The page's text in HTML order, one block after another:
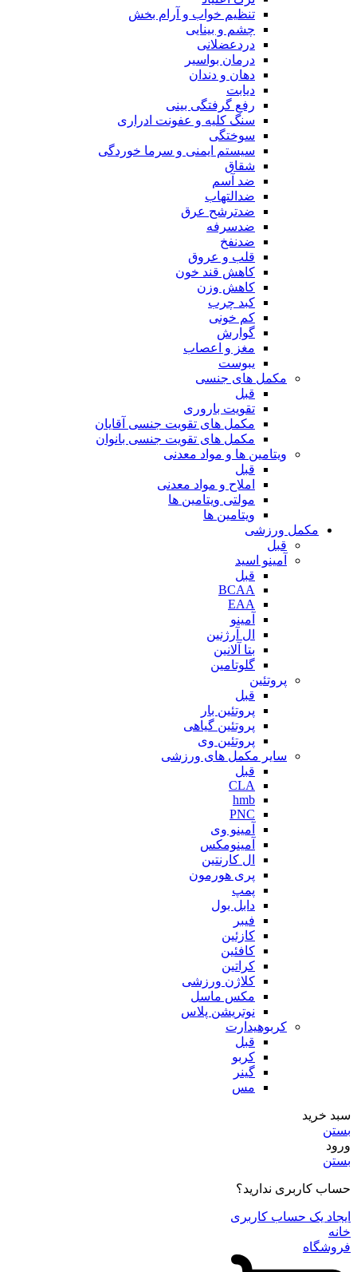
تنظیم خواب و آرام بخش
چشم و بینایی
دردعضلانی
درمان بواسیر
دهان و دندان
دیابت
رفع گرفتگی بینی
سنگ کلیه و عفونت ادراری
سوختگی
سیستم ایمنی و سرما خوردگی
شقاق
ضد آسم
ضدالتهاب
ضدترشح عرق
ضدسرفه
ضدنفخ
قلب و عروق
کاهش قند خون
کاهش وزن
کبد چرب
کم خونی
گوارش
مغز و اعصاب
یبوست
مکمل های جنسی
قبل
تقویت باروری
مکمل های تقویت جنسی آقایان
مکمل های تقویت جنسی بانوان
ویتامین ها و مواد معدنی
قبل
املاح و مواد معدنی
مولتی ویتامین ها
ویتامین ها
مکمل ورزشی
قبل
آمینو اسید
قبل
BCAA
EAA
آمینو
ال آرژنین
بتا آلانین
گلوتامین
پروتئین
قبل
پروتئین بار
پروتئین گیاهی
پروتئین وی
سایر مکمل های ورزشی
قبل
CLA
hmb
PNC
آمینو وی
آمینومکس
ال کارنتین
پری هورمون
پمپ
دابل بول
فیبر
کازئین
کافئین
کراتین
کلاژن ورزشی
مکس ماسل
نوتریشن پلاس
کربوهیدارت
قبل
کربو
گینر
مس
سبد خرید
بستن
ورود
بستن
حساب کاربری ندارید؟
ایجاد یک حساب کاربری
خانه
فروشگاه